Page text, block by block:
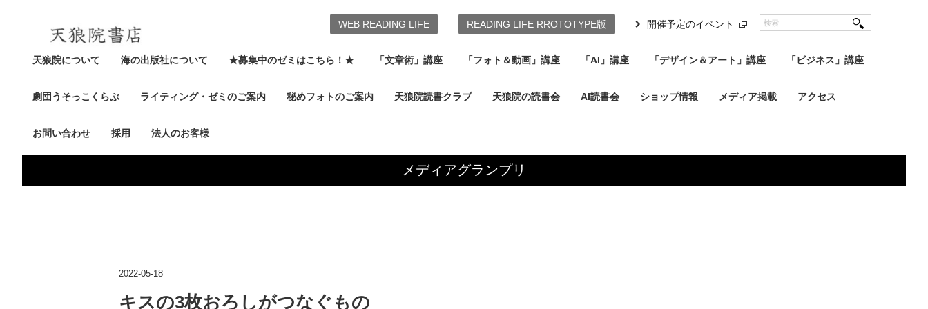
天狼院について 海の出版社について ★募集中のゼミはこちら！★ 「文章術」講座 「フォト＆動画」講座 「AI」講座 「デザイン＆アート」講座 「ビジネス」講座
劇団うそっこくらぶ ライティング・ゼミのご案内 秘めフォトのご案内 天狼院読書クラブ 天狼院の読書会 AI読書会 ショップ情報 メディア掲載 アクセス
お問い合わせ 採用 法人のお客様
WEB READING LIFE READING LIFE RROTOTYPE版 開催予定のイベント
メディアグランプリ
2022-05-18
キスの3枚おろしがつなぐもの